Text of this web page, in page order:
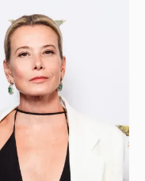
фото Андрея
на